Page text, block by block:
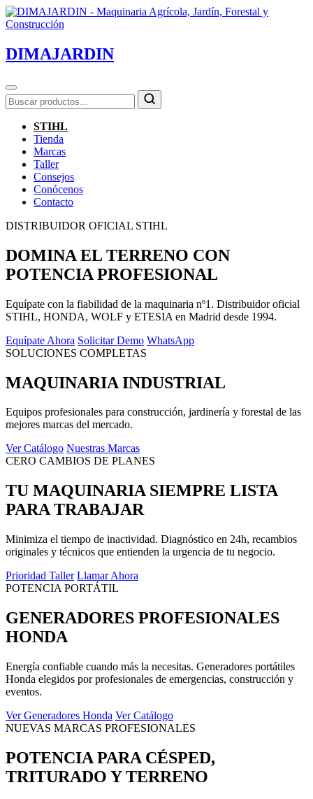
DIMAJARDIN
STIHL
Tienda
Marcas
Taller
Consejos
Conócenos
Contacto
DISTRIBUIDOR OFICIAL STIHL
DOMINA EL TERRENO CON
POTENCIA PROFESIONAL
Equípate con la fiabilidad de la maquinaria nº1. Distribuidor oficial
STIHL, HONDA, WOLF y ETESIA en Madrid desde 1994.
Equípate Ahora Solicitar Demo WhatsApp
SOLUCIONES COMPLETAS
MAQUINARIA INDUSTRIAL
Equipos profesionales para construcción, jardinería y forestal de las
mejores marcas del mercado.
Ver Catálogo Nuestras Marcas
CERO CAMBIOS DE PLANES
TU MAQUINARIA SIEMPRE LISTA
PARA TRABAJAR
Minimiza el tiempo de inactividad. Diagnóstico en 24h, recambios
originales y técnicos que entienden la urgencia de tu negocio.
Prioridad Taller Llamar Ahora
POTENCIA PORTÁTIL
GENERADORES PROFESIONALES
HONDA
Energía confiable cuando más la necesitas. Generadores portátiles
Honda elegidos por profesionales de emergencias, construcción y
eventos.
Ver Generadores Honda Ver Catálogo
NUEVAS MARCAS PROFESIONALES
POTENCIA PARA CÉSPED,
TRITURADO Y TERRENO